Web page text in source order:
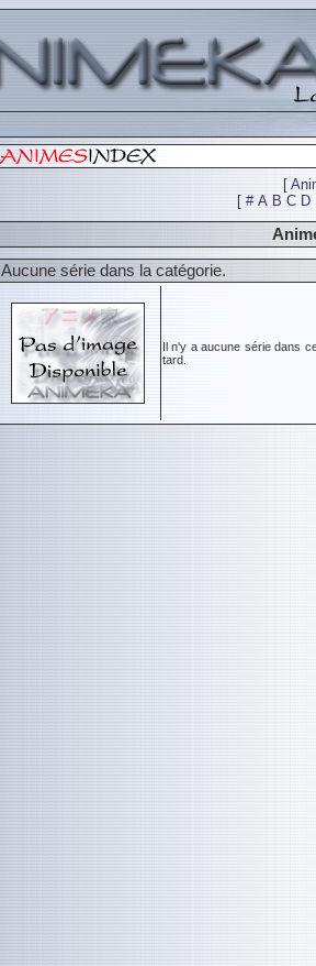
[
[ # A B C D
Aucune série dans la catégorie.
Il n'y a aucune série dans
tard.